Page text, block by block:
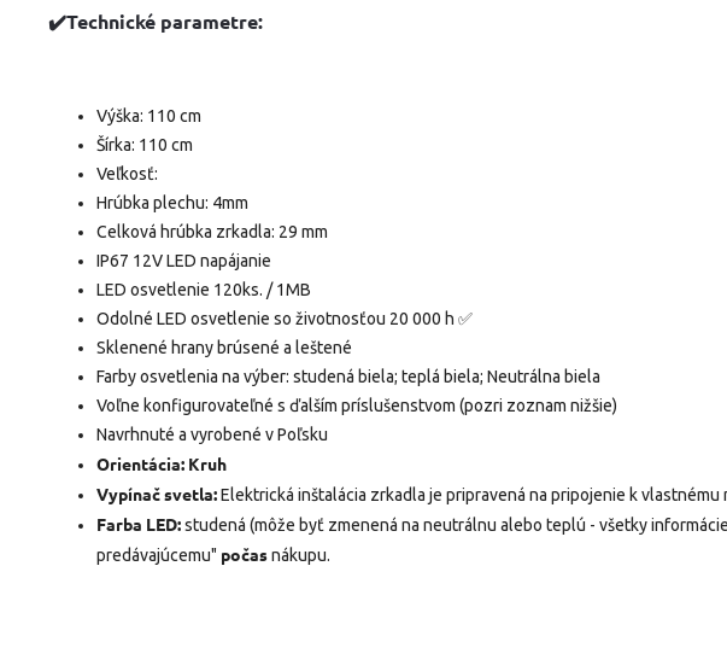
✔️Technické parametre:
Výška: 110 cm
Šírka: 110 cm
Veľkosť:
Hrúbka plechu: 4mm
Celková hrúbka zrkadla: 29 mm
IP67 12V LED napájanie
LED osvetlenie 120ks. / 1MB
Odolné LED osvetlenie so životnosťou 20 000 h ✅
Sklenené hrany brúsené a leštené
Farby osvetlenia na výber: studená biela; teplá biela; Neutrálna biela
Voľne konfigurovateľné s ďalším príslušenstvom (pozri zoznam nižšie)
Navrhnuté a vyrobené v Poľsku
Orientácia: Kruh
Vypínač svetla:Elektrická inštalácia zrkadla je pripravená na pripojenie k vlastnému
Farba LED:studená (môže byť zmenená na neutrálnu alebo teplú - všetky
predávajúcemu" počasnákupu.